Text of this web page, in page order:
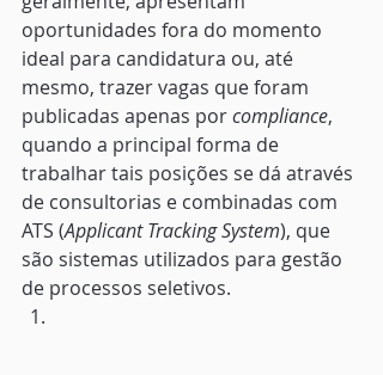
oportunidades fora do momento
ideal para candidatura ou, até
mesmo, trazer vagas que foram
publicadas apenas por compliance,
quando a principal forma de
trabalhar tais posições se dá através
de consultorias e combinadas com
ATS (Applicant Tracking System), que
são sistemas utilizados para gestão
de processos seletivos.